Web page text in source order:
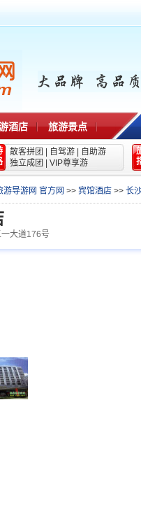
酒店 旅游景点
散客拼团 自驾游
自助游
独立成团
VIP尊享游
游导游网 官方网 >> 宾馆酒店 >> 长
大道176号